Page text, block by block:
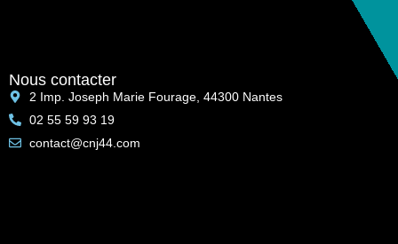
Nous contacter
2 Imp. Joseph Marie Fourage, 44300 Nantes
02 55 59 93 19
contact@cnj44.com